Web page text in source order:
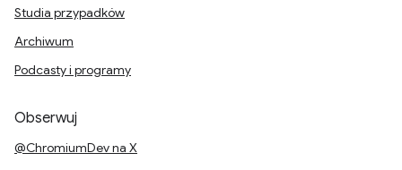
Studia przypadków
Archiwum
Podcasty i programy
Obserwuj
@ChromiumDev na X